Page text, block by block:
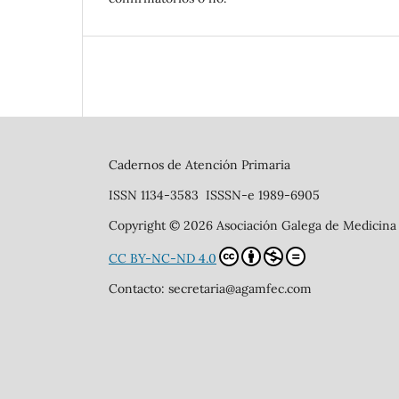
Cadernos de Atención Primaria
ISSN 1134-3583 ISSSN-e 1989-6905
Copyright © 2026 Asociación Galega de
CC BY-NC-ND 4.0
Contacto: secretaria@agamfec.com